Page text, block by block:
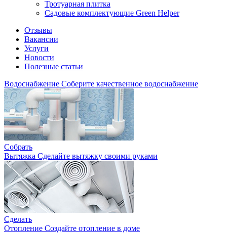
Тротуарная плитка
Садовые комплектующие Green Helper
Отзывы
Вакансии
Услуги
Новости
Полезные статьи
Водоснабжение Соберите качественное водоснабжение
Собрать
Вытяжка Сделайте вытяжку своими руками
Сделать
Отопление Создайте отопление в доме